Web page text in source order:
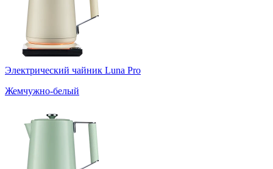
Электрический чайник Luna Pro
Жемчужно-белый